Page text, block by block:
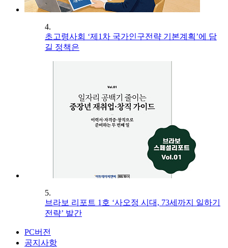
4.
초고령사회 ‘제1차 국가인구전략 기본계획’에 담
길 정책은
5.
브라보 리포트 1호 ‘사오정 시대, 73세까지 일하기
전략’ 발간
PC버전
공지사항